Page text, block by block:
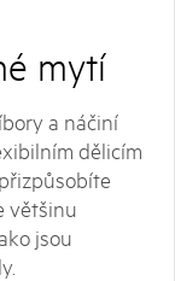
mytí
a náčiní
dělicím
většinu
jsou